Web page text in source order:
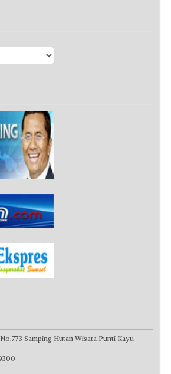
Samping Hutan Wisata Punti Kayu